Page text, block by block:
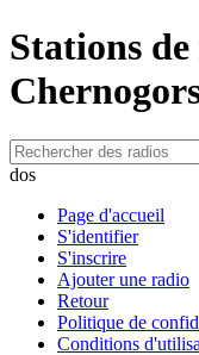
Stations
dos
Page d'accueil
S'identifier
S'inscrire
Ajouter une radio
Retour
Politique de
Conditions